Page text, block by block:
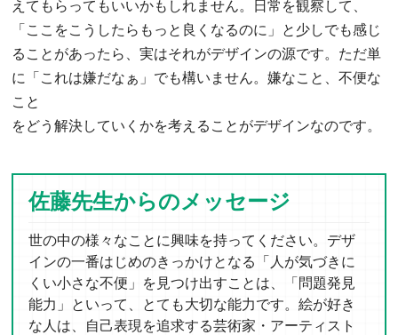
えてもらってもいいかもしれません。日常を観察して、
「ここをこうしたらもっと良くなるのに」と少しでも感じ
ることがあったら、実はそれがデザインの源です。ただ単
に「これは嫌だなぁ」でも構いません。嫌なこと、不便な
こと
をどう解決していくかを考えることがデザインなのです。
佐藤先生からのメッセージ
世の中の様々なことに興味を持ってください。デザ
インの一番はじめのきっかけとなる「人が気づきに
くい小さな不便」を見つけ出すことは、「問題発見
能力」といって、とても大切な能力です。絵が好き
な人は、自己表現を追求する芸術家・アーティスト